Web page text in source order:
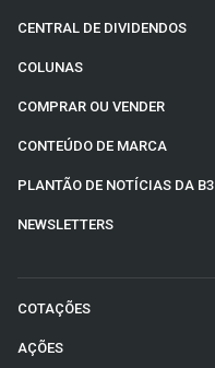
CENTRAL DE DIVIDENDOS
COLUNAS
COMPRAR OU VENDER
CONTEÚDO DE MARCA
PLANTÃO DE NOTÍCIAS DA B3
NEWSLETTERS
COTAÇÕES
AÇÕES